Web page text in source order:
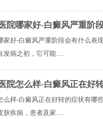
院哪家好-白癜风严重阶
家好-白癜风严重阶段会有什么表
病之初，它可能.....
院怎么样-白癜风正在好
么样-白癜风正在好转的症状有哪
疾病，患者及家.....